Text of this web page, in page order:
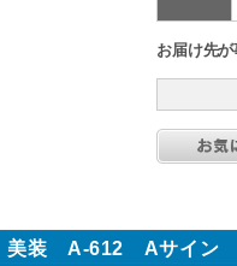
お届け先
美装 A-612 Aサイン